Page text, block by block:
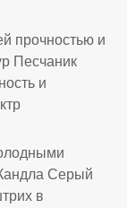
прочностью и
Песчаник
и
Серый
в